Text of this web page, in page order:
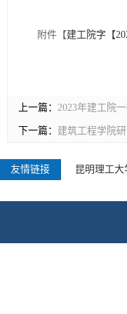
附件【建工院字【
上一篇： 2023年建工院
下一篇： 建筑工程学院
友情链接 昆明理工大